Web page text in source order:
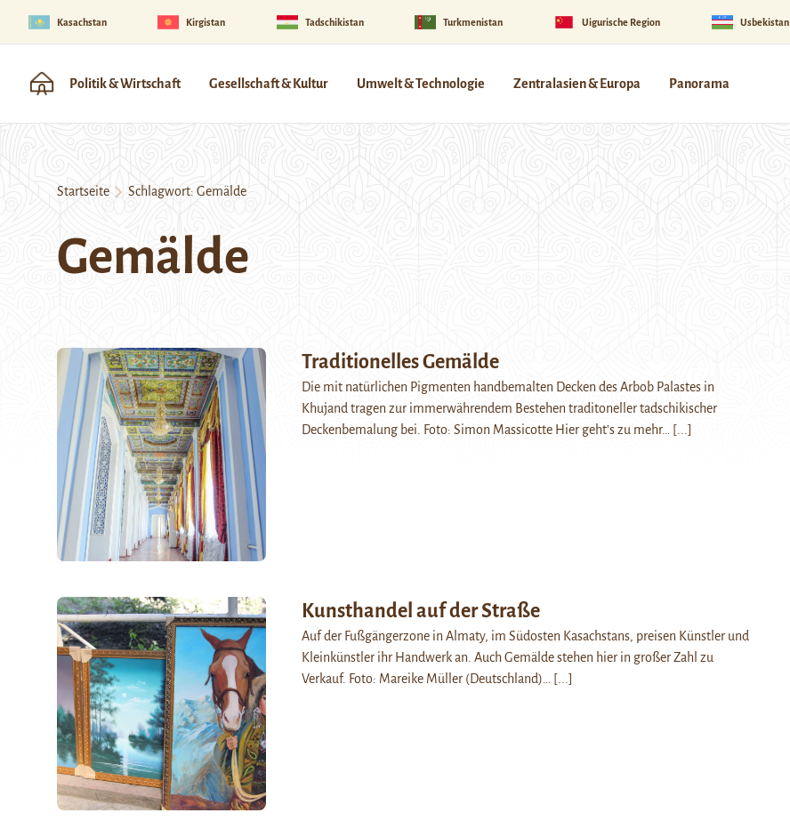
Kasachstan Kirgistan Tadschikistan Turkmenistan Uigurische Region Usbekistan
Politik & Wirtschaft Gesellschaft & Kultur Umwelt & Technologie Zentralasien & Europa Panorama
Startseite Schlagwort: Gemälde
Gemälde
Traditionelles Gemälde
Die mit natürlichen Pigmenten handbemalten Decken des Arbob Palastes in
Khujand tragen zur immerwährendem Bestehen traditoneller tadschikischer
Deckenbemalung bei. Foto: Simon Massicotte Hier geht’s zu mehr…
[...]
Kunsthandel auf der Straße
Auf der Fußgängerzone in Almaty, im Südosten Kasachstans, preisen Künstler und
Kleinkünstler ihr Handwerk an. Auch Gemälde stehen hier in großer Zahl zu
Verkauf. Foto: Mareike Müller (Deutschland)…
[...]